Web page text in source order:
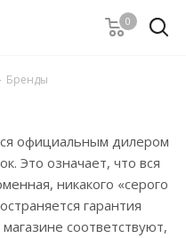
0
Бренды
официальным дилером
Это означает, что вся
никакого «серого
гарантия
соответствуют,